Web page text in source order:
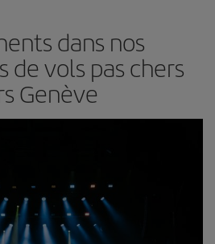
dans nos
de vols pas chers
Genève